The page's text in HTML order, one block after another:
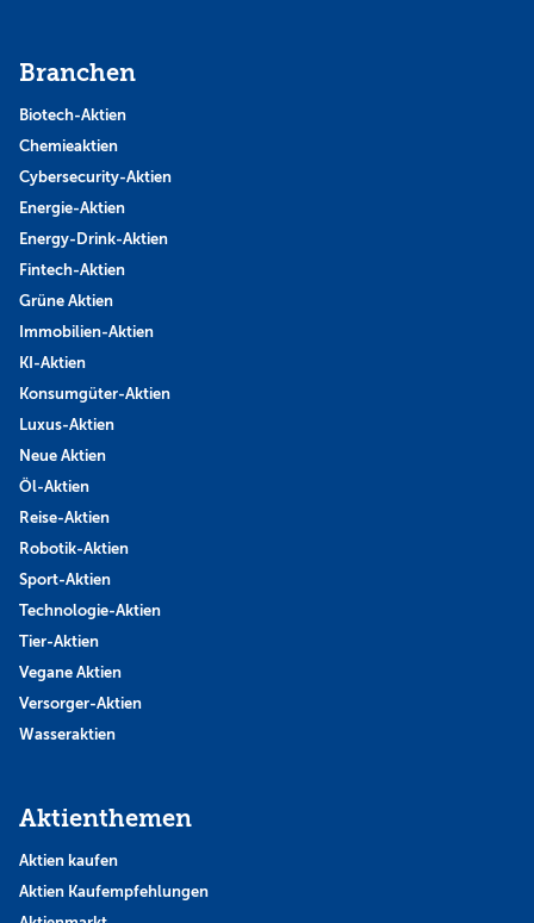
Branchen
Biotech-Aktien
Chemieaktien
Cybersecurity-Aktien
Energie-Aktien
Energy-Drink-Aktien
Fintech-Aktien
Grüne Aktien
Immobilien-Aktien
KI-Aktien
Konsumgüter-Aktien
Luxus-Aktien
Neue Aktien
Öl-Aktien
Reise-Aktien
Robotik-Aktien
Sport-Aktien
Technologie-Aktien
Tier-Aktien
Vegane Aktien
Versorger-Aktien
Wasseraktien
Aktienthemen
Aktien kaufen
Aktien Kaufempfehlungen